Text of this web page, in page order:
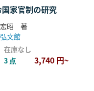
家官制の研究
宏昭 著
文館
在庫なし
3 点 3,740 円~